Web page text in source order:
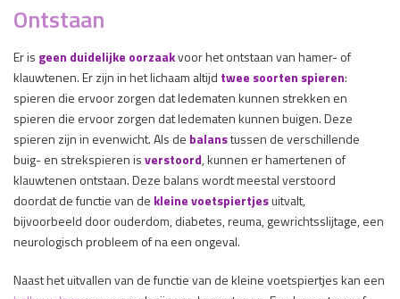
Ontstaan
Er is geen duidelijke oorzaakvoor het ontstaan van hamer- of
klauwtenen. Er zijn in het lichaam altijd twee soorten spieren:
spieren die ervoor zorgen dat ledematen kunnen strekken en
spieren die ervoor zorgen dat ledematen kunnen buigen. Deze
spieren zijn in evenwicht. Als de balanstussen de verschillende
buig- en strekspieren isverstoord, kunnen er hamertenen of
klauwtenen ontstaan. Deze balans wordt meestal verstoord
doordat de functie van de kleine voetspiertjesuitvalt,
bijvoorbeeld door ouderdom, diabetes, reuma, gewrichtsslijtage, een
neurologisch probleem of na een ongeval.
Naast het uitvallen van de functie van de kleine voetspiertjes kan een